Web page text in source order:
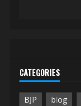
CATEGORIES
BJP blog